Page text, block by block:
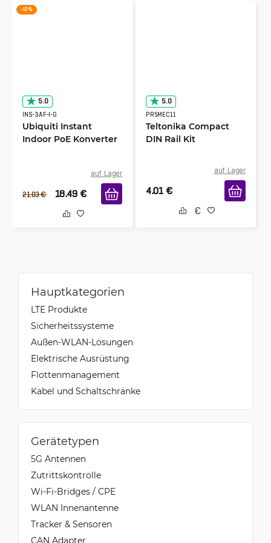
-12 %
5.0
INS-3AF-I-G
Ubiquiti Instant
Indoor PoE Konverter
auf Lager
21.03 € 18.49 €
5.0
PR5MEC11
Teltonika Compact
DIN Rail Kit
auf Lager
4.01 €
Hauptkategorien
LTE Produkte
Sicherheitssysteme
Außen-WLAN-Lösungen
Elektrische Ausrüstung
Flottenmanagement
Kabel und Schaltschränke
Gerätetypen
5G Antennen
Zutrittskontrolle
Wi-Fi-Bridges / CPE
WLAN Innenantenne
Tracker & Sensoren
CAN Adapter